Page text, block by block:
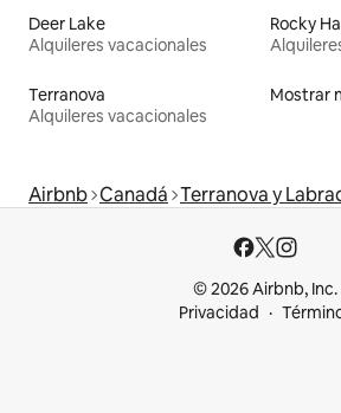
Deer Lake
Alquileres vacacionales
Rocky
Terranova
Alquileres vacacionales
Mostrar
Airbnb Canadá Terranova y
© 2026 Airbnb, Inc.
Privacidad